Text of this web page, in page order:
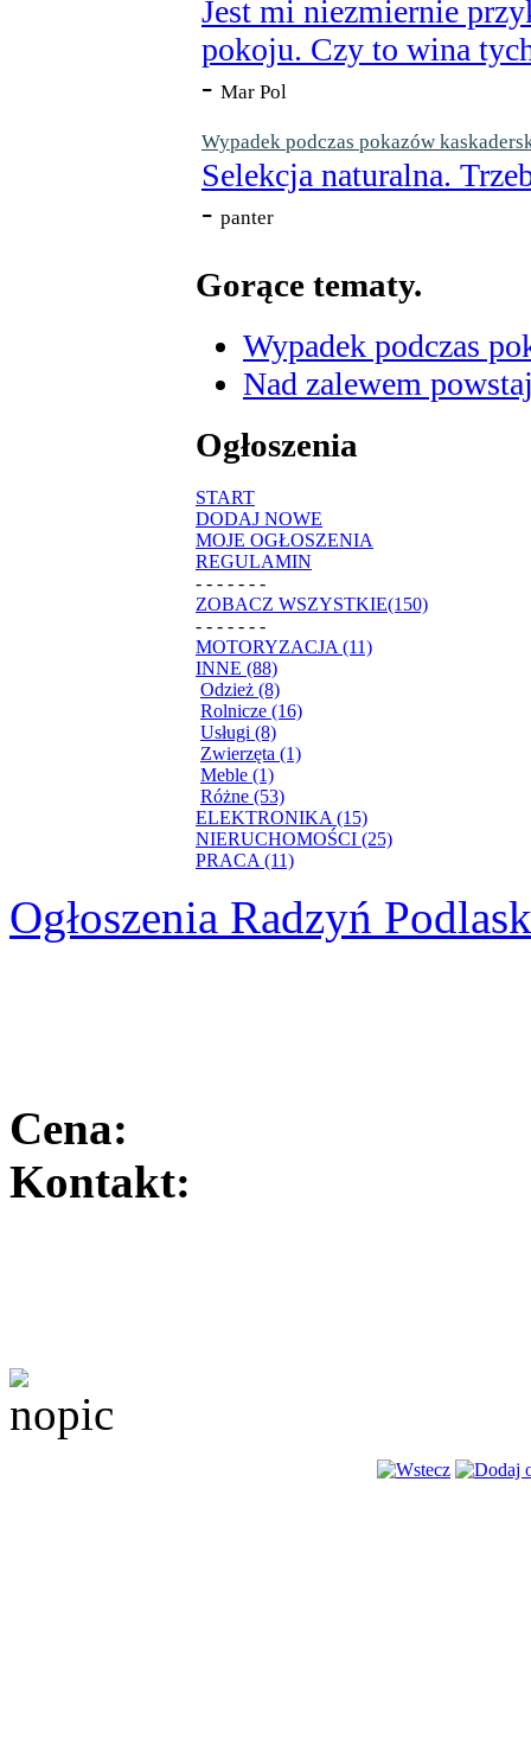
Jest mi niezmiernie
pokoju. Czy to wina
- Mar Pol
Wypadek podczas pokazów
Selekcja naturalna.
- panter
Gorące tematy.
Wypadek podczas
Nad zalewem
Ogłoszenia
START
DODAJ NOWE
MOJE OGŁOSZENIA
REGULAMIN
- - - - - - -
ZOBACZ WSZYSTKIE(150)
- - - - - - -
MOTORYZACJA (11)
INNE (88)
Odzież (8)
Rolnicze (16)
Usługi (8)
Zwierzęta (1)
Meble (1)
Różne (53)
ELEKTRONIKA (15)
NIERUCHOMOŚCI (25)
PRACA (11)
Ogłoszenia Radzyń
Cena:
Kontakt: